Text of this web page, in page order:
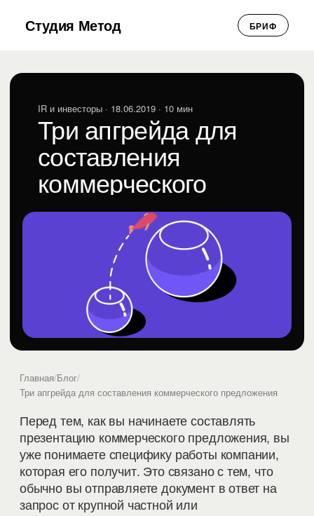
Студия Метод БРИФ
IR и инвесторы · 18.06.2019 · 10 мин
Три апгрейда для
составления
коммерческого
предложения
Студия Метод
IR и инвесторы · 18.06.2019
Главная/Блог/
Три апгрейда для составления коммерческого предложения
Перед тем, как вы начинаете составлять
презентацию коммерческого предложения, вы
уже понимаете специфику работы компании,
которая его получит. Это связано с тем, что
обычно вы отправляете документ в ответ на
запрос от крупной частной или